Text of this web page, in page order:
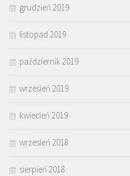
grudzień 2019
listopad 2019
październik 2019
wrzesień 2019
kwiecień 2019
wrzesień 2018
sierpień 2018